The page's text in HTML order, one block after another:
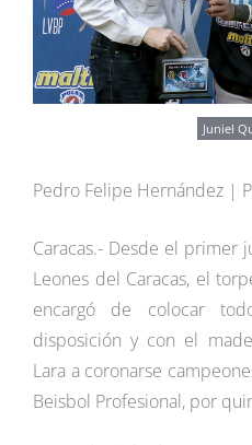
Juniel
Pedro Felipe Hernández |
Caracas.- Desde el primer
Leones del Caracas, el
encargó de colocar
disposición y con el
Lara a coronarse
Beisbol Profesional, por